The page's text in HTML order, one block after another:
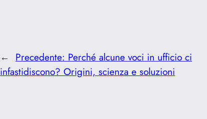
← Precedente: Perché alcune voci in ufficio ci
infastidiscono? Origini, scienza e soluzioni